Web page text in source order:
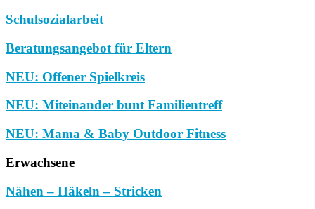
Schulsozialarbeit
Beratungsangebot für Eltern
NEU: Offener Spielkreis
NEU: Miteinander bunt Familientreff
NEU: Mama & Baby Outdoor Fitness
Erwachsene
Nähen – Häkeln – Stricken